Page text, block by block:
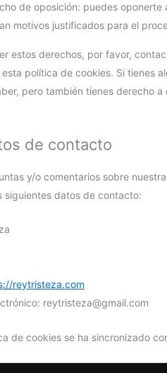
de oposición: puedes
motivos justificados para el
estos derechos, por favor,
política de cookies. Si tienes
pero también tienes derecho
de contacto
y/o comentarios sobre
siguientes datos de contacto:
reytristeza.com
reytristeza@gmail.com
de cookies se ha sincronizado